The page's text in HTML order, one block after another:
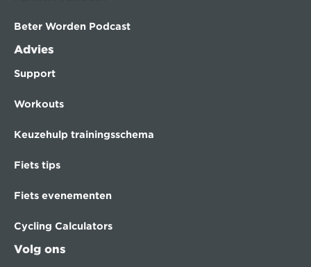
Beter Worden Podcast
Advies
Support
Workouts
Keuzehulp trainingsschema
Fiets tips
Fiets evenementen
Cycling Calculators
Volg ons